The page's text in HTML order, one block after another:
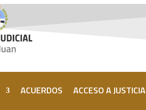
ACUERDOS ACCESO A JUSTICIA